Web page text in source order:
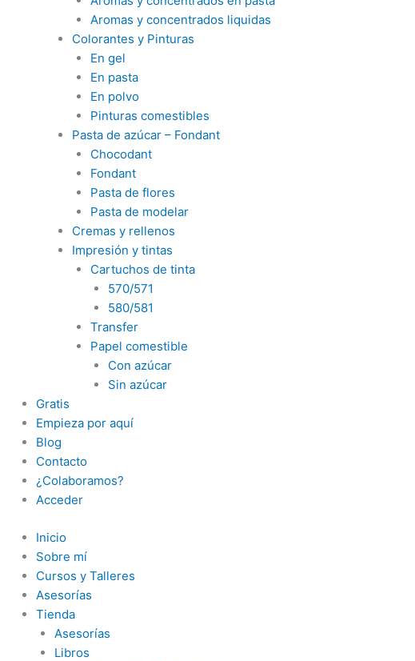
Aromas y concentrados liquidas
Colorantes y Pinturas
En gel
En pasta
En polvo
Pinturas comestibles
Pasta de azúcar – Fondant
Chocodant
Fondant
Pasta de flores
Pasta de modelar
Cremas y rellenos
Impresión y tintas
Cartuchos de tinta
570/571
580/581
Transfer
Papel comestible
Con azúcar
Sin azúcar
Gratis
Empieza por aquí
Blog
Contacto
¿Colaboramos?
Acceder
Inicio
Sobre mí
Cursos y Talleres
Asesorías
Tienda
Asesorías
Libros